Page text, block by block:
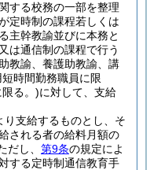
する校務の一部を整理
定時制の課程若しくは
主幹教諭並びに本務と
は通信制の課程で行う
教諭、養護助教諭、講
時間勤務職員に限
る。)に対して、支給
支給するものとし、そ
される者の給料月額の
だし、 第9条の規定によ
する定時制通信教育手